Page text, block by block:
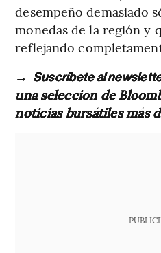
desempeño demasiado
monedas de la región y
reflejando
→ Suscríbete al
una selección de
noticias bursátiles más